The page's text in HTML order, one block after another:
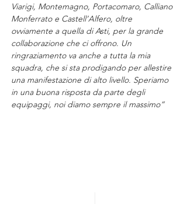
Viarigi, Montemagno, Portacomaro, Calliano
Monferrato e Castell’Alfero, oltre
ovviamente a quella di Asti, per la grande
collaborazione che ci offrono. Un
ringraziamento va anche a tutta la mia
squadra, che si sta prodigando per allestire
una manifestazione di alto livello. Speriamo
in una buona risposta da parte degli
equipaggi, noi diamo sempre il massimo”